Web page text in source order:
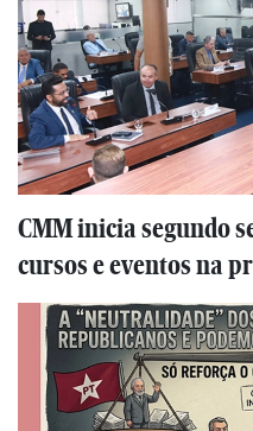
CMM inicia segundo
cursos e eventos na